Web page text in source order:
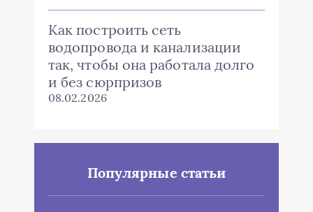
Как построить сеть
водопровода и канализации
так, чтобы она работала долго
и без сюрпризов
08.02.2026
Популярные статьи